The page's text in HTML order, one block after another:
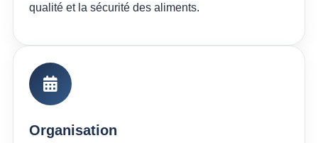
qualité et la sécurité des aliments.
Organisation